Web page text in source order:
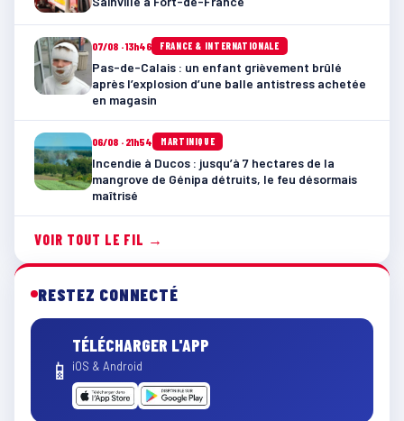
07/08 · 13h46 FRANCE & INTERNATIONALE
Pas-de-Calais : un enfant grièvement brûlé
après l’explosion d’une balle antistress achetée
en magasin
06/08 · 21h54 MARTINIQUE
Incendie à Ducos : jusqu’à 7 hectares de la
mangrove de Génipa détruits, le feu désormais
maîtrisé
VOIR TOUT LE FIL →
RESTEZ CONNECTÉ
📱
TÉLÉCHARGER L'APP
iOS & Android